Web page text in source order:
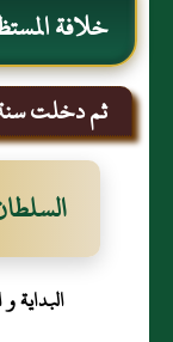
خلافة
ثم دخلت سنة
البداية